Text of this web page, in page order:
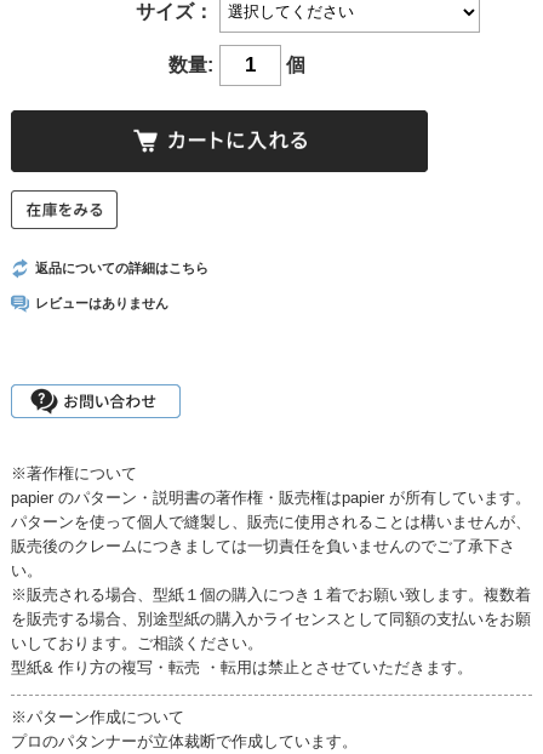
サイズ：
数量: 個
返品についての詳細はこちら
レビューはありません
※著作権について
papier のパターン・説明書の著作権・販売権はpapier が所有しています。
パターンを使って個人で縫製し、販売に使用されることは構いませんが、
販売後のクレームにつきましては一切責任を負いませんのでご了承下さ
い。
※販売される場合、型紙１個の購入につき１着でお願い致します。複数着
を販売する場合、別途型紙の購入かライセンスとして同額の支払いをお願
いしております。ご相談ください。
型紙& 作り方の複写・転売 ・転用は禁止とさせていただきます。
※パターン作成について
プロのパタンナーが立体裁断で作成しています。